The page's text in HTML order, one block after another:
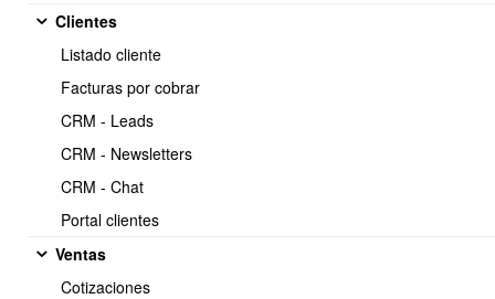
Clientes
Listado cliente
Facturas por cobrar
CRM - Leads
CRM - Newsletters
CRM - Chat
Portal clientes
Ventas
Cotizaciones
activar-y-desactivar-un-cliente
Ir a Menu principal > Clientes
clientes ( Filtrar búsqueda de acuerdo a las diferentes
opciones ).